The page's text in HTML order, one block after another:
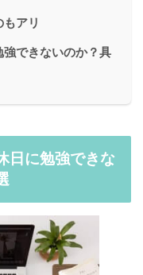
アリ
できないのか？具
日に勉強できな